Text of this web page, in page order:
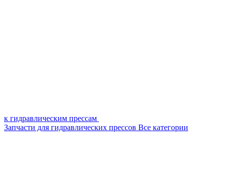
к гидравлическим прессам
Запчасти для гидравлических прессов Все категории